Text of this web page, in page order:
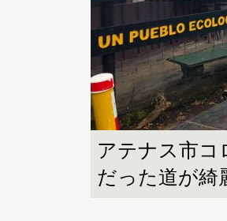
アテナス市コ
だった道が綺